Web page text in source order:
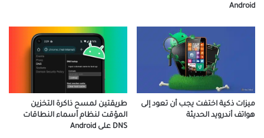
Android
ميزات ذكية اختفت يجب أن تعود إلى
هواتف أندرويد الحديثة
طريقتين لمسح ذاكرة التخزين
المؤقت لنظام أسماء النطاقات
DNS على Android